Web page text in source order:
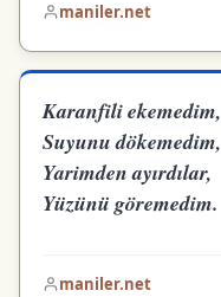
maniler.net
Karanfili ekemedim,
Suyunu dökemedim,
Yarimden ayırdılar,
Yüzünü göremedim.
maniler.net